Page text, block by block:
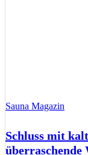
Sauna Magazin
Schluss mit
überraschende